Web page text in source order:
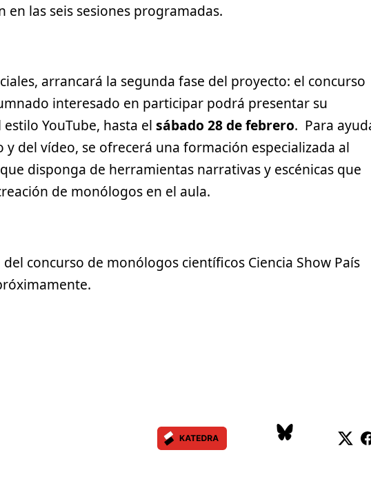
en las seis sesiones programadas.
arrancará la segunda fase del proyecto: el concurso
interesado en participar podrá presentar su
YouTube, hasta el sábado 28 de febrero. Para
del vídeo, se ofrecerá una formación especializada al
disponga de herramientas narrativas y escénicas que
de monólogos en el aula.
concurso de monólogos científicos Ciencia Show País